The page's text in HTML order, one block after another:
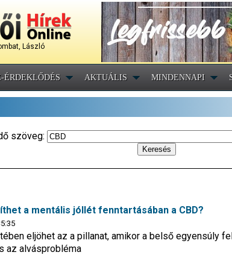
László
ÉRDEKLŐDÉS AKTUÁLIS MINDENNAPI
szöveg:
a mentális jóllét fenntartásában a CBD?
eljöhet az a pillanat, amikor a belső egyensúly
az alvásprobléma